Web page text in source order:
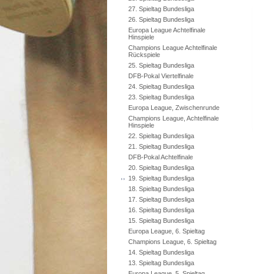
27. Spieltag Bundesliga
26. Spieltag Bundesliga
Europa League Achtelfinale
Hinspiele
Champions League Achtelfinale
Rückspiele
25. Spieltag Bundesliga
DFB-Pokal Viertelfinale
24. Spieltag Bundesliga
23. Spieltag Bundesliga
Europa League, Zwischenrunde
Champions League, Achtelfinale
Hinspiele
22. Spieltag Bundesliga
21. Spieltag Bundesliga
DFB-Pokal Achtelfinale
20. Spieltag Bundesliga
19. Spieltag Bundesliga
18. Spieltag Bundesliga
17. Spieltag Bundesliga
16. Spieltag Bundesliga
15. Spieltag Bundesliga
Europa League, 6. Spieltag
Champions League, 6. Spieltag
14. Spieltag Bundesliga
13. Spieltag Bundesliga